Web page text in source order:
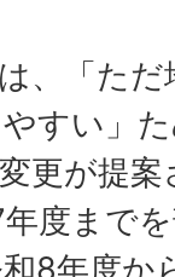
、「た
すい」
更が提
度まで
8年度か